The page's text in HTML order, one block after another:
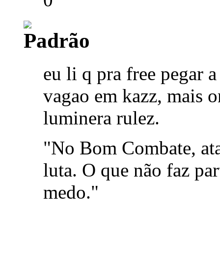
eu li q pra free pegar
vagao em kazz, mais
luminera rulez.
"No Bom Combate,
luta. O que não faz
medo."